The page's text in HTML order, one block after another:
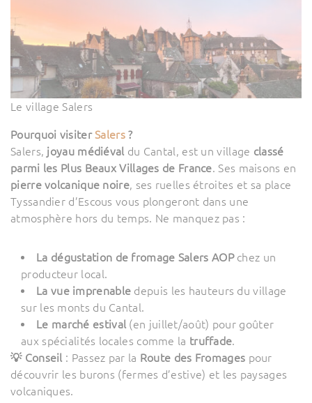
Le village Salers
Pourquoi visiterSalers?
Salers, joyau médiéval du Cantal, est un village classé
parmi les Plus Beaux Villages de France. Ses maisons en
pierre volcanique noire, ses ruelles étroites et sa place
Tyssandier d’Escous vous plongeront dans une
atmosphère hors du temps. Ne manquez pas :
La dégustation de fromage Salers AOPchez un
producteur local.
La vue imprenable depuis les hauteurs du village
sur les monts du Cantal.
Le marché estival (en juillet/août) pour goûter
aux spécialités locales comme la truffade.
💡 Conseil : Passez par la Route des Fromages pour
découvrir les burons (fermes d’estive) et les paysages
volcaniques.